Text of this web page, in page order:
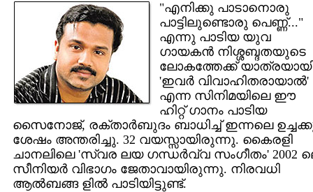
"എനിക്കു പാടാനൊരു
പാട്ടിലുണ്ടൊരു പെണ്ണ്..."
എന്നു പാടിയ യുവ
ഗായകന്‍ നിശ്ശബ്ദതയുടെ
ലോകത്തേക്ക്
'ഇവര്‍ വിവാഹിതരായാല്‍'
എന്ന സിനിമയിലെ ഈ
ഹിറ്റ് ഗാനം പാടിയ
സൈനോജ്, രക്താര്‍ബുദം ബാധിച്ച് ഇന്നലെ
ശേഷം അന്തരിച്ചു. 32 വയസ്സായിരുന്നു. കൈരളി
ചാനലിലെ 'സ്വര ലയ ഗന്ധര്‍വ്വ സംഗീതം' 2002
സീനിയര്‍ വിഭാഗം ജേതാവായിരുന്നു. നിരവധി
ആല്‍ബങ്ങ ളില്‍ പാടിയിട്ടുണ്ട്.